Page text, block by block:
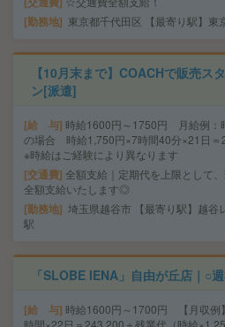
勤務地 東京都千代田区 【最寄り駅】東
【10月末まで】COACHで販売ス
ン[派遣]
給 与 時給1600円～1750円 月給例：
の場合 時給1,750円×7時間40分×21日
※時給はご経験により異なります
交通費 全額支給｜定期代を上限として
全額支給いたします◎
勤務地 埼玉県越谷市 【最寄り駅】越谷
駅
「SLOBE IENA」自由が丘店｜○
給 与 時給1600円～1700円 【月収例
時間×22日＝243,200＋残業代（時給